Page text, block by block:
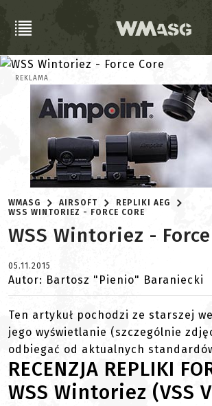
REKLAMA
WMASG AIRSOFT
REPLIKI AEG
WSS WINTORIEZ - FORCE CORE
WSS Wintoriez -
05.11.2015
Autor: Bartosz "Pienio" Baraniecki
Ten artykuł pochodzi ze starszej
jego wyświetlanie (szczególnie
odbiegać od aktualnych
RECENZJA REPLIKI
WSS Wintoriez (VSS